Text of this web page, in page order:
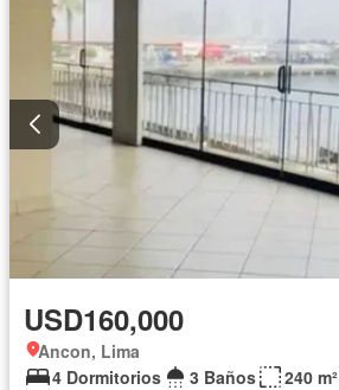
USD160,000
Ancon, Lima
4 Dormitorios
3 Baños 240 m²